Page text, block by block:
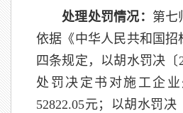
处理处罚情况： 第七
依据《中华人民共和国招
四条规定，以胡水罚决〔
处罚决定书对施工企
52822.05元；以胡水罚决